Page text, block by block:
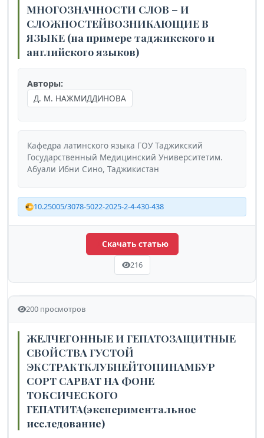
МНОГОЗНАЧНОСТИ СЛОВ – И
СЛОЖНОСТЕЙВОЗНИКАЮЩИЕ В
ЯЗЫКЕ (на примере таджикского и
английского языков)
Авторы:
Д. М. НАЖМИДДИНОВА
Кафедра латинского языка ГОУ Таджикский
Государственный Медицинский Университетим.
Абуали Ибни Сино, Таджикистан
10.25005/3078-5022-2025-2-4-430-438
Скачать статью
216
200 просмотров
ЖЕЛЧЕГОННЫЕ И ГЕПАТОЗАЩИТНЫЕ
СВОЙСТВА ГУСТОЙ
ЭКСТРАКТКЛУБНЕЙТОПИНАМБУР
СОРТ САРВАТ НА ФОНЕ
ТОКСИЧЕСКОГО
ГЕПАТИТА(экспериментальное
исследование)